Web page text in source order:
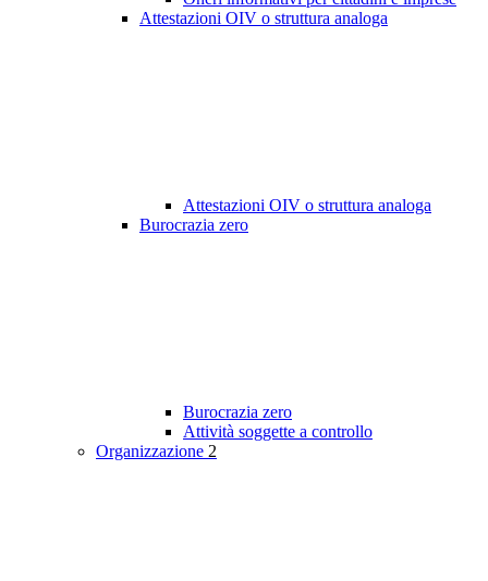
Attestazioni OIV o struttura analoga
Attestazioni OIV o struttura analoga
Burocrazia zero
Burocrazia zero
Attività soggette a controllo
Organizzazione 2